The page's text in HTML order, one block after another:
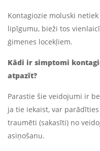
Kontagiozie moluski
lipīgumu, bieži tos
ģimenes locekļiem.
Kādi ir simptomi
atpazīt?
Parastie šie veidojumi ir
ja tie iekaist, var
traumēti (sakasīti) no
asiņošanu.